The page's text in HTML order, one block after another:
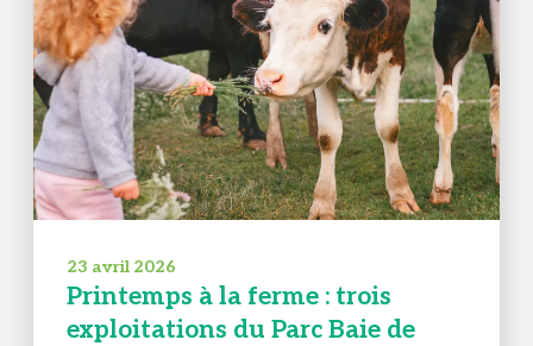
23 avril 2026
Printemps à la ferme : trois
exploitations du Parc Baie de